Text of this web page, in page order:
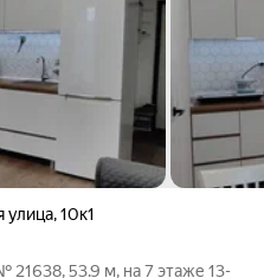
улица,10к1
21638, 53.9 м, на 7 этаже 13-